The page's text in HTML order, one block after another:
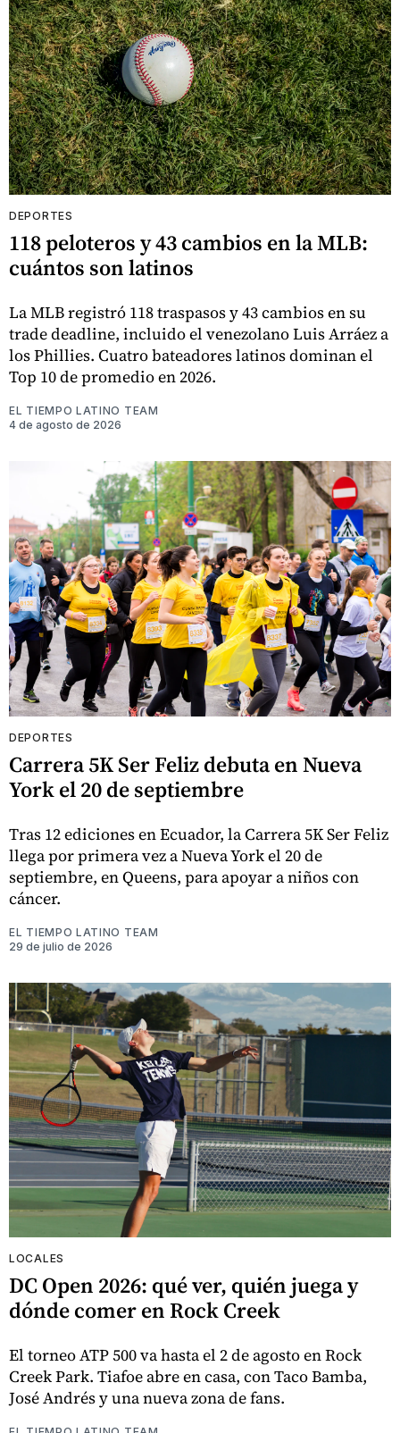
DEPORTES
118 peloteros y 43 cambios en la MLB:
cuántos son latinos
La MLB registró 118 traspasos y 43 cambios en su
trade deadline, incluido el venezolano Luis Arráez a
los Phillies. Cuatro bateadores latinos dominan el
Top 10 de promedio en 2026.
EL TIEMPO LATINO TEAM
4 de agosto de 2026
DEPORTES
Carrera 5K Ser Feliz debuta en Nueva
York el 20 de septiembre
Tras 12 ediciones en Ecuador, la Carrera 5K Ser Feliz
llega por primera vez a Nueva York el 20 de
septiembre, en Queens, para apoyar a niños con
cáncer.
EL TIEMPO LATINO TEAM
29 de julio de 2026
LOCALES
DC Open 2026: qué ver, quién juega y
dónde comer en Rock Creek
El torneo ATP 500 va hasta el 2 de agosto en Rock
Creek Park. Tiafoe abre en casa, con Taco Bamba,
José Andrés y una nueva zona de fans.